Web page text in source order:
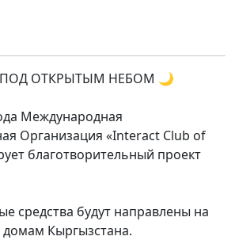
ПОД ОТКРЫТЫМ НЕБОМ 🌙
Международная
Организация «Interact Club of
благотворительный проект
средства будут направлены на
Кыргызстана.